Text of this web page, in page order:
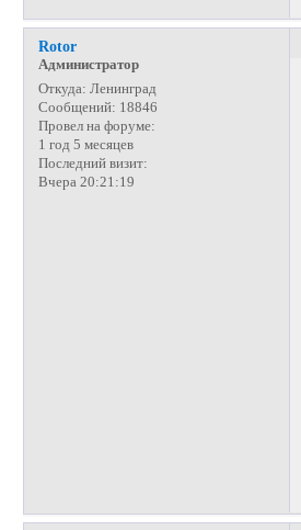
Rotor
Администратор
Откуда: Ленинград
Сообщений: 18846
Провел на форуме:
1 год 5 месяцев
Последний визит:
Вчера 20:21:19